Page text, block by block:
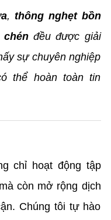
, thông nghẹt bồn
đều được giải
sự chuyên nghiệp
thể hoàn toàn tin
chỉ hoạt động tập
còn mở rộng dịch
Chúng tôi tự hào